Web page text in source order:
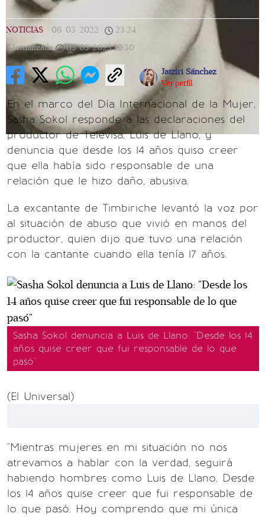
NOTICIAS 08/03/2022 23:24
Actualizada
05/05/2023 10:30
Jatziri Sánchez
Ver perfil
En el marco del Día Internacional de la Mujer,
Sasha Sokol responde a las declaraciones del
productor de Televisa, Luis de Llano, y
denuncia que desde los 14 años quiso creer
que ella había sido responsable de una
relación que le hizo daño, abusiva.
La excantante de Timbiriche levantó la voz por
al situación de abuso que vivió en manos del
productor, quien dijo que tuvo una relación
con la cantante cuando ella tenía 17 años.
Sasha Sokol denuncia a Luis de Llano: "Desde los 14
años quise creer que fui responsable de lo que
pasó"
(El Universal)
"Mientras mujeres en mi situación no nos
atrevamos a hablar con la verdad, seguirá
habiendo hombres como Luis de Llano. Desde
los 14 años quise creer que fui responsable de
lo que pasó. Hoy comprendo que mi única